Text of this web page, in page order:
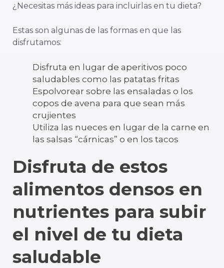
¿Necesitas más ideas para incluirlas en tu dieta?
Estas son algunas de las formas en que las
disfrutamos:
Disfruta en lugar de aperitivos poco
saludables como las patatas fritas
Espolvorear sobre las ensaladas o los
copos de avena para que sean más
crujientes
Utiliza las nueces en lugar de la carne en
las salsas “cárnicas” o en los tacos
Disfruta de estos
alimentos densos en
nutrientes para subir
el nivel de tu dieta
saludable